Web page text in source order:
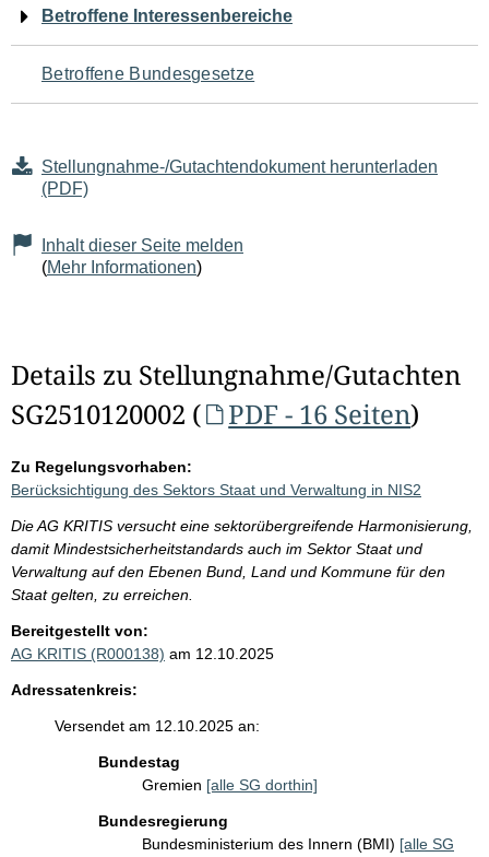
Seiteninhalt
Betroffene Interessenbereiche
Betroffene Bundesgesetze
Stellungnahme-/Gutachtendokument herunterladen
(PDF)
Inhalt dieser Seite melden
(Mehr Informationen)
Details zu Stellungnahme/Gutachten
SG2510120002 (
PDF - 16 Seiten)
Zu Regelungsvorhaben:
Berücksichtigung des Sektors Staat und Verwaltung in NIS2
Die AG KRITIS versucht eine sektorübergreifende Harmonisierung,
damit Mindestsicherheitstandards auch im Sektor Staat und
Verwaltung auf den Ebenen Bund, Land und Kommune für den
Staat gelten, zu erreichen.
Bereitgestellt von:
AG KRITIS (R000138) am 12.10.2025
Adressatenkreis:
Versendet am 12.10.2025 an:
Bundestag
Gremien [alle SG dorthin]
Bundesregierung
Bundesministerium des Innern (BMI) [alle SG